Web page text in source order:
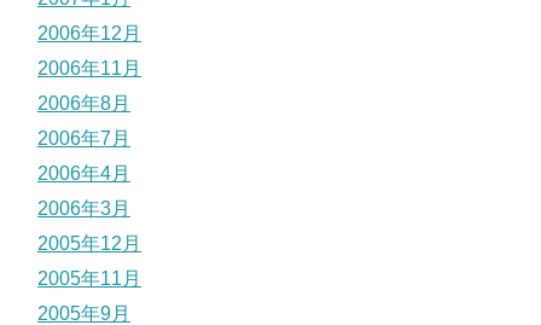
2006年12月
2006年11月
2006年8月
2006年7月
2006年4月
2006年3月
2005年12月
2005年11月
2005年9月